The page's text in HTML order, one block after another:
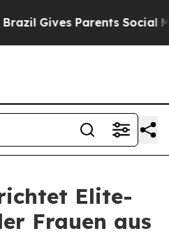
Gives Parents Social
Elite-
Frauen aus